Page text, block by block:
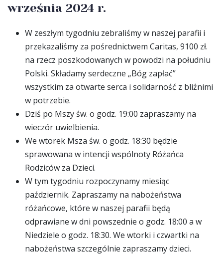
września 2024 r.
W zeszłym tygodniu zebraliśmy w naszej parafii i
przekazaliśmy za pośrednictwem Caritas, 9100 zł.
na rzecz poszkodowanych w powodzi na południu
Polski. Składamy serdeczne „Bóg zapłać”
wszystkim za otwarte serca i solidarność z bliźnimi
w potrzebie.
Dziś po Mszy św. o godz. 19:00 zapraszamy na
wieczór uwielbienia.
We wtorek Msza św. o godz. 18:30 będzie
sprawowana w intencji wspólnoty Różańca
Rodziców za Dzieci.
W tym tygodniu rozpoczynamy miesiąc
październik. Zapraszamy na nabożeństwa
różańcowe, które w naszej parafii będą
odprawiane w dni powszednie o godz. 18:00 a w
Niedziele o godz. 18:30. We wtorki i czwartki na
nabożeństwa szczególnie zapraszamy dzieci.